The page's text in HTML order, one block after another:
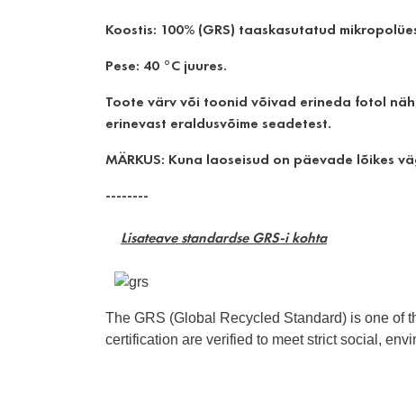
Koostis: 100% (GRS) taaskasutatud
Pese: 40 °C juures.
Toote värv või toonid võivad erineda fotol
erinevast eraldusvõime seadetest.
MÄRKUS: Kuna laoseisud on päevade lõikes
--------
Lisateave standardse GRS-i kohta
The GRS (Global Recycled Standard) is one of
certification are verified to meet strict social,